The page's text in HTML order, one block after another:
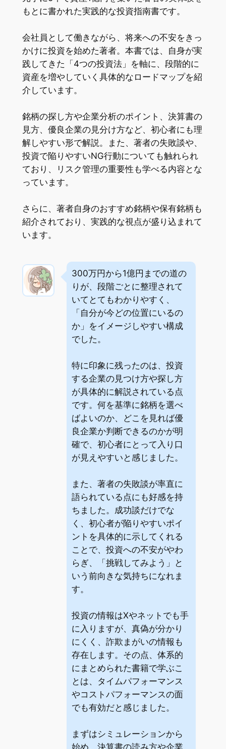
もとに書かれた実践的な投資指南書です。
会社員として働きながら、将来への不安をきっ
かけに投資を始めた著者。本書では、自身が実
践してきた「4つの投資法」を軸に、段階的に
資産を増やしていく具体的なロードマップを紹
介しています。
銘柄の探し方や企業分析のポイント、決算書の
見方、優良企業の見分け方など、初心者にも理
解しやすい形で解説。また、著者の失敗談や、
投資で陥りやすいNG行動についても触れられ
ており、リスク管理の重要性も学べる内容とな
っています。
さらに、著者自身のおすすめ銘柄や保有銘柄も
紹介されており、実践的な視点が盛り込まれて
います。
300万円から1億円までの道の
りが、段階ごとに整理されて
いてとてもわかりやすく、
「自分が今どの位置にいるの
か」をイメージしやすい構成
でした。
特に印象に残ったのは、投資
する企業の見つけ方や探し方
が具体的に解説されている点
です。何を基準に銘柄を選べ
ばよいのか、どこを見れば優
良企業か判断できるのかが明
確で、初心者にとって入り口
が見えやすいと感じました。
また、著者の失敗談が率直に
語られている点にも好感を持
ちました。成功談だけでな
く、初心者が陥りやすいポイ
ントを具体的に示してくれる
ことで、投資への不安がやわ
らぎ、「挑戦してみよう」と
いう前向きな気持ちになれま
す。
投資の情報はXやネットでも手
に入りますが、真偽が分かり
にくく、詐欺まがいの情報も
存在します。その点、体系的
にまとめられた書籍で学ぶこ
とは、タイムパフォーマンス
やコストパフォーマンスの面
でも有効だと感じました。
まずはシミュレーションから